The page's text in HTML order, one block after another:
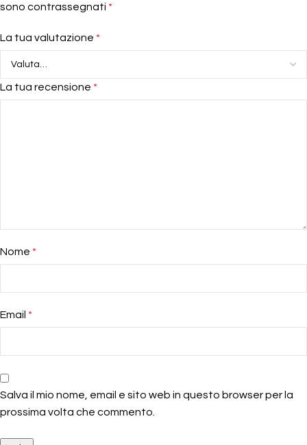
sono contrassegnati *
La tua valutazione *
La tua recensione *
Nome *
Email *
Salva il mio nome, email e sito web in questo browser per la
prossima volta che commento.